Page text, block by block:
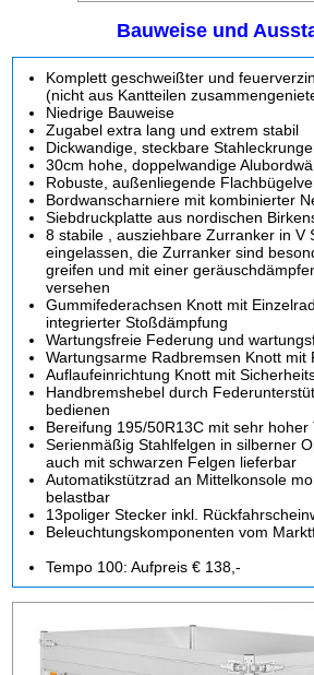
Bauweise und
Komplett geschweißter und
(nicht aus Kantteilen
Niedrige Bauweise
Zugabel extra lang und extrem stabil
Dickwandige, steckbare
30cm hohe, doppelwandige
Robuste, außenliegende
Bordwanscharniere mit kombinierter
Siebdruckplatte aus nordischen
8 stabile , ausziehbare Zurranker in V
eingelassen, die Zurranker sind
greifen und mit einer
versehen
Gummifederachsen Knott mit
integrierter Stoßdämpfung
Wartungsfreie Federung und
Wartungsarme Radbremsen Knott mit
Auflaufeinrichtung Knott mit
Handbremshebel durch
bedienen
Bereifung 195/50R13C mit sehr hoher
Serienmäßig Stahlfelgen in silberner
auch mit schwarzen Felgen lieferbar
Automatikstützrad an Mittelkonsole
belastbar
13poliger Stecker inkl.
Beleuchtungskomponenten vom
Tempo 100: Aufpreis € 138,-